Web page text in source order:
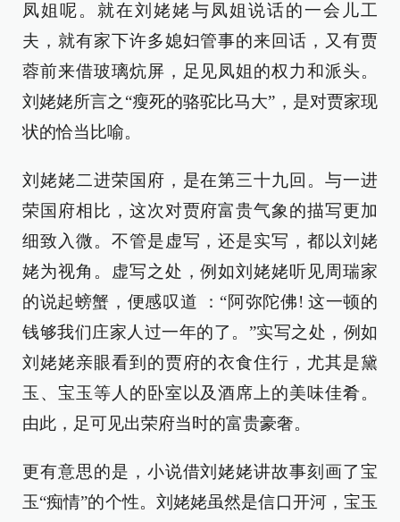
凤姐呢。就在刘姥姥与凤姐说话的一会儿工
夫，就有家下许多媳妇管事的来回话，又有贾
蓉前来借玻璃炕屏，足见凤姐的权力和派头。
刘姥姥所言之“瘦死的骆驼比马大”，是对贾家现
状的恰当比喻。
刘姥姥二进荣国府，是在第三十九回。与一进
荣国府相比，这次对贾府富贵气象的描写更加
细致入微。不管是虚写，还是实写，都以刘姥
姥为视角。虚写之处，例如刘姥姥听见周瑞家
的说起螃蟹，便感叹道 ：“阿弥陀佛! 这一顿的
钱够我们庄家人过一年的了。”实写之处，例如
刘姥姥亲眼看到的贾府的衣食住行，尤其是黛
玉、宝玉等人的卧室以及酒席上的美味佳肴。
由此，足可见出荣府当时的富贵豪奢。
更有意思的是，小说借刘姥姥讲故事刻画了宝
玉“痴情”的个性。刘姥姥虽然是信口开河，宝玉